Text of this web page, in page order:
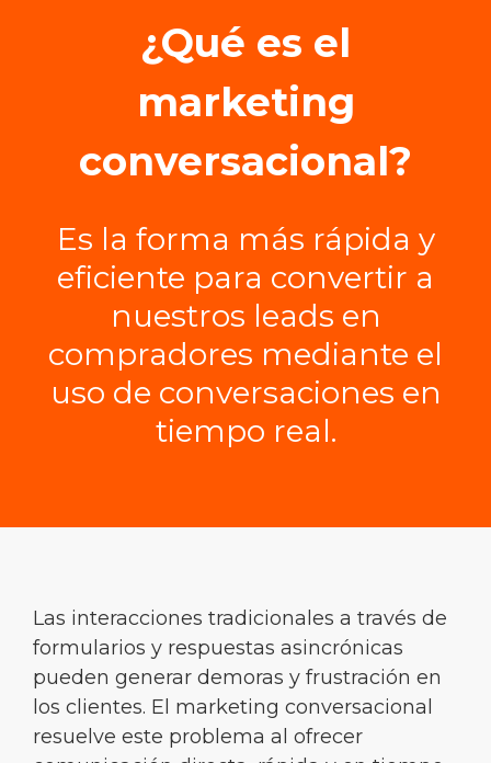
¿Qué es el
marketing
conversacional?
Es la forma más rápida y
eficiente para convertir a
nuestros leads en
compradores mediante el
uso de conversaciones en
tiempo real.
Las interacciones tradicionales a través de
formularios y respuestas asincrónicas
pueden generar demoras y frustración en
los clientes. El marketing conversacional
resuelve este problema al ofrecer